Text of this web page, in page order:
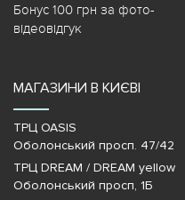
Бонус 100 грн за фото-
відеовідгук
МАГАЗИНИ В КИЄВІ
ТРЦ OASIS
Оболонський просп. 47/42
ТРЦ DREAM / DREAM yellow
Оболонський просп, 1Б